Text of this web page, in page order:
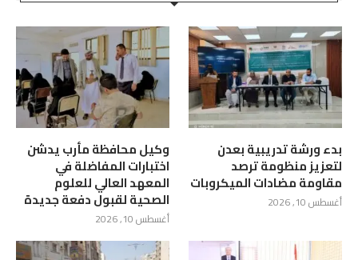
بدء ورشة تدريبية بعدن
لتعزيز منظومة ترصد
مقاومة مضادات الميكروبات
أغسطس 10, 2026
وكيل محافظة مأرب يدشن
اختبارات المفاضلة في
المعهد العالي للعلوم
الصحية لقبول دفعة جديدة
أغسطس 10, 2026